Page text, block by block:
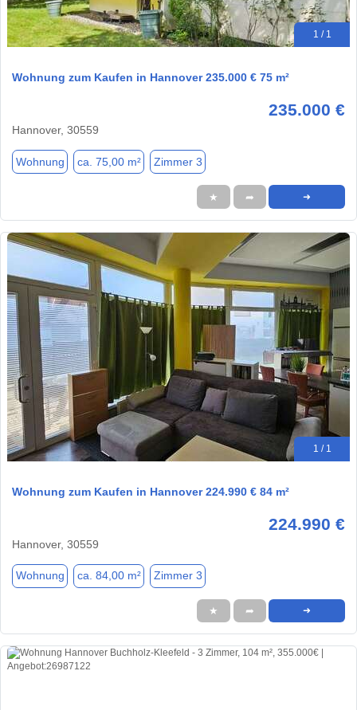
1 / 1
Wohnung zum Kaufen in Hannover 235.000 € 75 m²
235.000 €
Hannover, 30559
Wohnung ca. 75,00 m² Zimmer 3
★ ➦ ➜
1 / 1
Wohnung zum Kaufen in Hannover 224.990 € 84 m²
224.990 €
Hannover, 30559
Wohnung ca. 84,00 m² Zimmer 3
★ ➦ ➜